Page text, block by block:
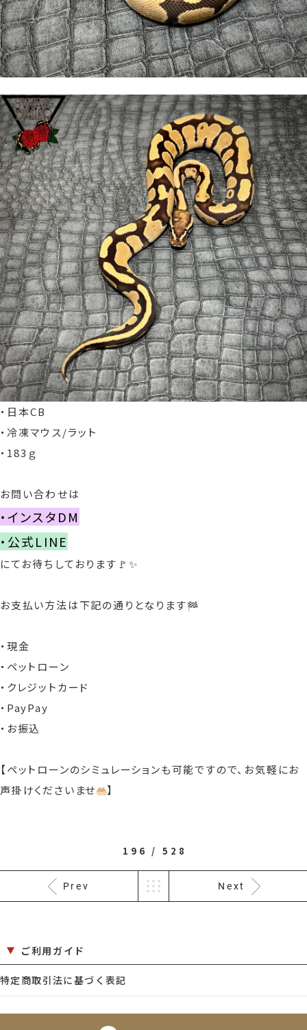
・日本CB
・冷凍マウス/ラット
・183ｇ
お問い合わせは
・インスタDM
・公式LINE
にてお待ちしております🚩✨
お支払い方法は下記の通りとなります
・現金
・ペットローン
・クレジットカード
・PayPay
・お振込
【ペットローンのシミュレーションも可能ですので、お気軽にお
声掛けくださいませ
】
196 / 528
Prev Next
ご利用ガイド
特定商取引法に基づく表記